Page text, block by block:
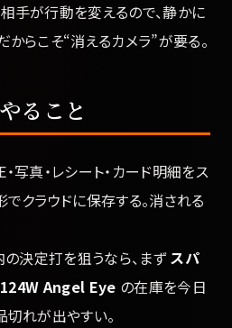
手が行動を変えるので、静かに
からこそ“消えるカメラ”が要る。
ること
写真・レシート・カード明細をス
クラウドに保存する。消される
の決定打を狙うなら、まずスパ
Angel Eye の在庫を今日
切れが出やすい。